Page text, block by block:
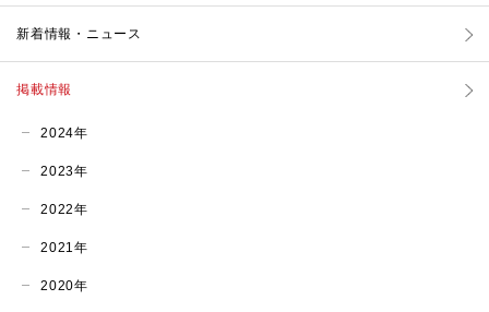
新着情報・ニュース
掲載情報
2024年
2023年
2022年
2021年
2020年